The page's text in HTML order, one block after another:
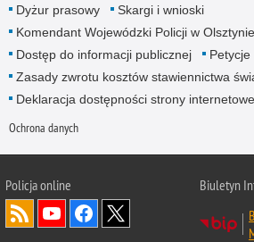
Dyżur prasowy
Skargi i wnioski
Komendant Wojewódzki Policji w Olsztynie
Dostęp do informacji publicznej
Petycje
Zasady zwrotu kosztów stawiennictwa
Deklaracja dostępności strony
Ochrona danych
Policja online
Biuletyn